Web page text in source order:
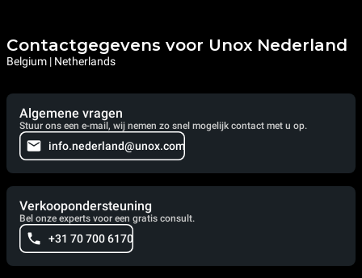
Contactgegevens voor Unox Nederland
Belgium | Netherlands
Algemene vragen
Stuur ons een e-mail, wij nemen zo snel mogelijk contact met u op.
info.nederland@unox.com
Verkoopondersteuning
Bel onze experts voor een gratis consult.
+31 70 700 6170